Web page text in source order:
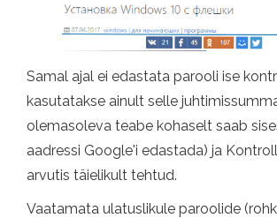
Samal ajal ei edastata parooli ise
kasutatakse ainult selle
olemasoleva teabe kohaselt saab
aadressi Google'i edastada) ja
arvutis täielikult tehtud.
Vaatamata ulatuslikule paroolide